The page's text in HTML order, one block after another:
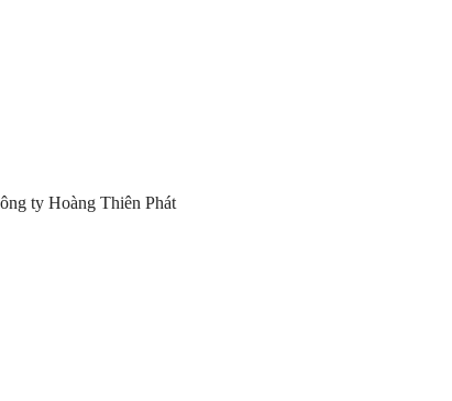
ty Hoàng Thiên Phát